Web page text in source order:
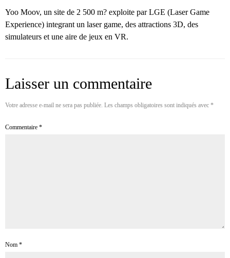
Yoo Moov, un site de 2 500 m? exploite par LGE (Laser Game
Experience) integrant un laser game, des attractions 3D, des
simulateurs et une aire de jeux en VR.
Laisser un commentaire
Votre adresse e-mail ne sera pas publiée. Les champs obligatoires sont indiqués avec *
Commentaire *
Nom *